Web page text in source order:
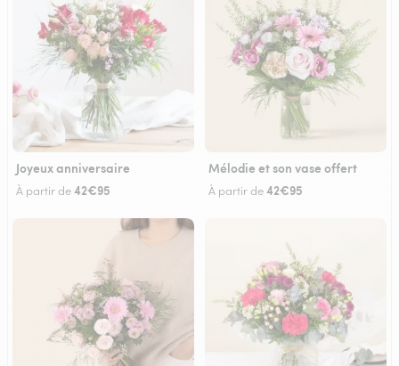
Joyeux anniversaire
À partir de42€95
Mélodie et son vase offert
À partir de42€95